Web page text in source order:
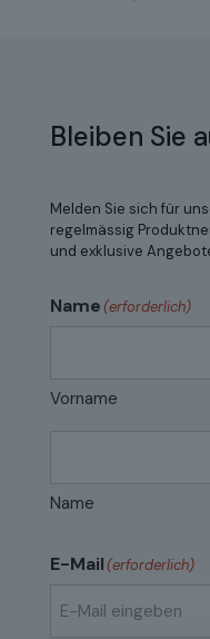
Bleiben Sie
Melden Sie sich für
regelmässig
und exklusive
Name(erforderlich)
Vorname
Name
E-Mail(erforderlich)